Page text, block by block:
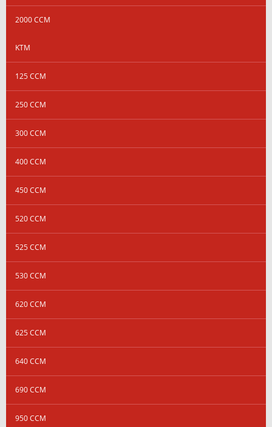
2000 CCM
KTM
125 CCM
250 CCM
300 CCM
400 CCM
450 CCM
520 CCM
525 CCM
530 CCM
620 CCM
625 CCM
640 CCM
690 CCM
950 CCM